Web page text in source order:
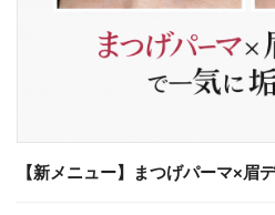
【新メニュー】まつげパーマ×眉